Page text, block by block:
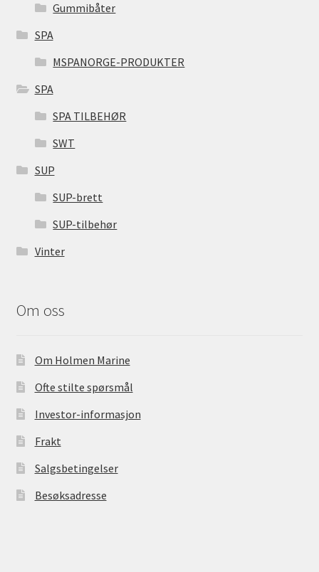
Gummibåter
SPA
MSPANORGE-PRODUKTER
SPA
SPA TILBEHØR
SWT
SUP
SUP-brett
SUP-tilbehør
Vinter
Om oss
Om Holmen Marine
Ofte stilte spørsmål
Investor-informasjon
Frakt
Salgsbetingelser
Besøksadresse